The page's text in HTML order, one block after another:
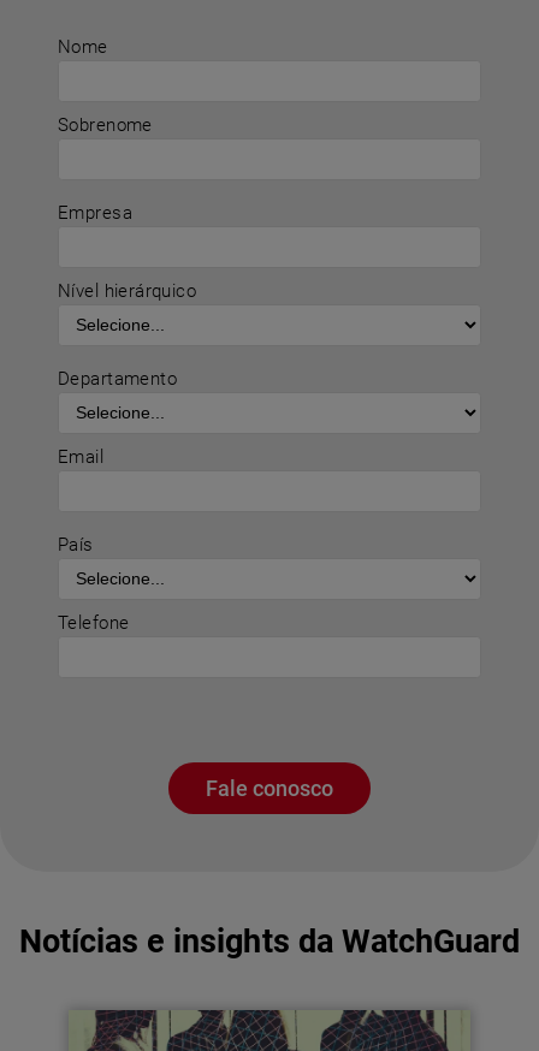
Nome
Sobrenome
Empresa
Nível hierárquico
Departamento
Email
País
Telefone
Fale conosco
Notícias e insights da WatchGuard